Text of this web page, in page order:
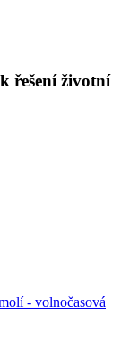
řešení životní
- volnočasová